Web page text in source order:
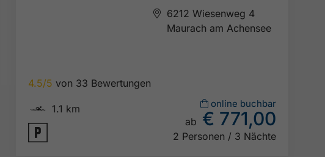
6212 Wiesenweg 4
Maurach am Achensee
4.5/5 von 33 Bewertungen
🅐 1.1 km
🐈
online buchbar
ab € 771,00
2 Personen / 3 Nächte